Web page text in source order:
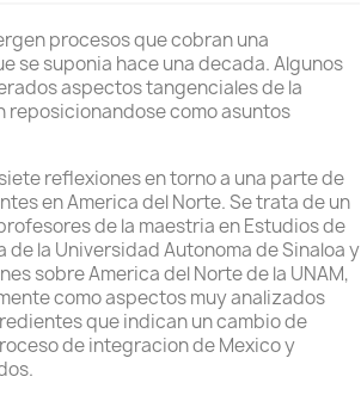
procesos que cobran una
se suponia hace una decada. Algunos
aspectos tangenciales de la
reposicionandose como asuntos
reflexiones en torno a una parte de
en America del Norte. Se trata de un
de la maestria en Estudios de
de la Universidad Autonoma de Sinaloa y
sobre America del Norte de la UNAM,
como aspectos muy analizados
que indican un cambio de
de integracion de Mexico y